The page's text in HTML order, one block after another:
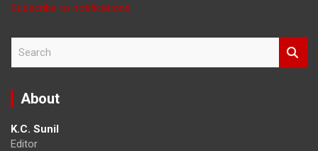
Subscribe to notifications
r
About
K.C. Sunil
Editor